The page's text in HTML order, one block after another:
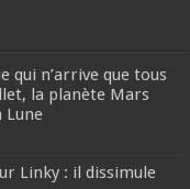
qui n’arrive que tous
la planète Mars
Lune
Linky : il dissimule